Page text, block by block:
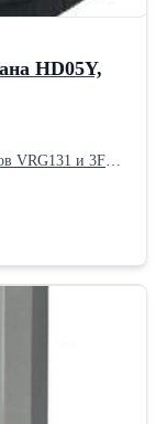
HD05Y,
VRG131 и 3F
или холодной
систем